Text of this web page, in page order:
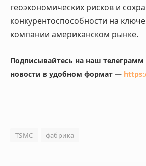
геоэкономических рисков и
конкурентоспособности на
компании американском рынке.
Подписывайтесь на наш телеграмм
новости в удобном формат —
TSMC фабрика